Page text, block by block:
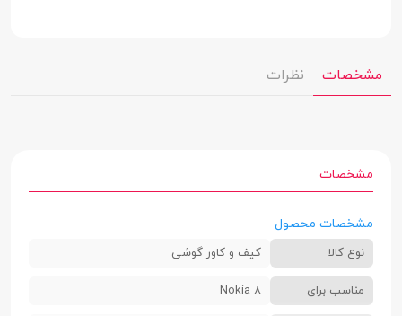
مشخصات نظرات
مشخصات
مشخصات محصول
نوع کالا کیف و کاور گوشی
مناسب برای Nokia 8